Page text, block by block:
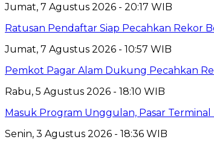
Jumat, 7 Agustus 2026 - 20:17 WIB
Ratusan Pendaftar Siap Pecahkan Rekor
Jumat, 7 Agustus 2026 - 10:57 WIB
Pemkot Pagar Alam Dukung Pecahkan
Rabu, 5 Agustus 2026 - 18:10 WIB
Masuk Program Unggulan, Pasar
Senin, 3 Agustus 2026 - 18:36 WIB